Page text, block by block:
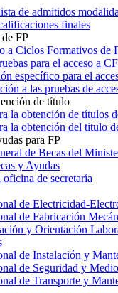
de admitidos
finales
de FP
a Ciclos Formativos de
para el acceso a
específico para el
a las pruebas de
de título
la obtención de títulos
la obtención del titulo
para FP
de Becas del
y Ayudas
de secretaría
de Electricidad-
de Fabricación
y Orientación
de Instalación y
de Seguridad y
de Transporte y